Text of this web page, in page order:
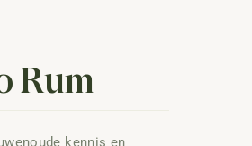
Rum
kennis en